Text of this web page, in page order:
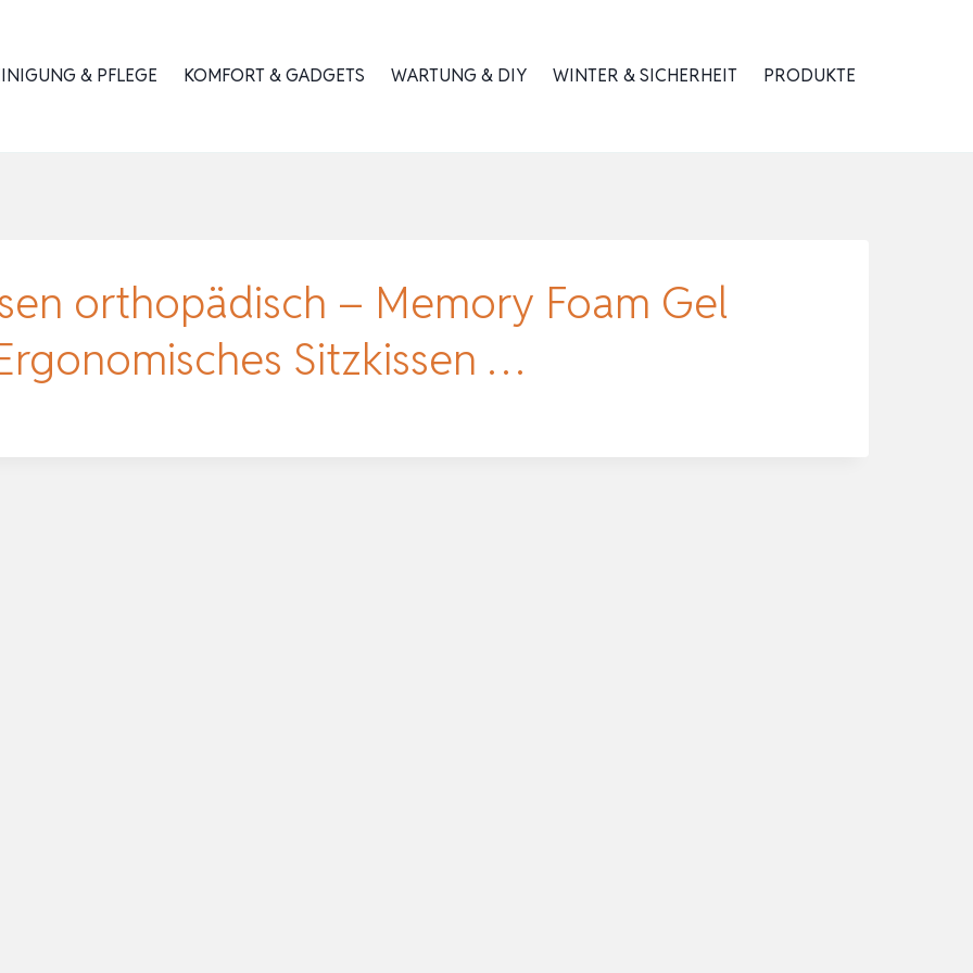
& PFLEGE KOMFORT & GADGETS WARTUNG & DIY WINTER & SICHERHEIT PRODUKTE
orthopädisch – Memory Foam Gel
Sitzkissen …